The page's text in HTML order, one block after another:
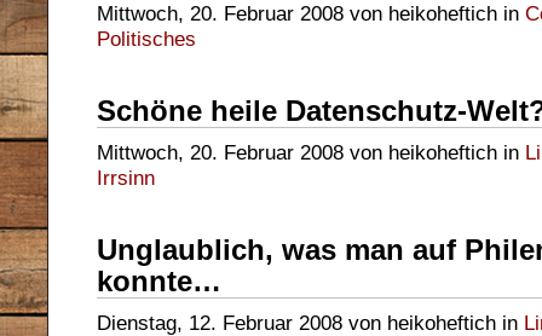
Mittwoch, 20. Februar 2008 von heikoheftich in
Politisches
Schöne heile Datenschutz-
Mittwoch, 20. Februar 2008 von heikoheftich in
Irrsinn
Unglaublich, was man auf
konnte…
Dienstag, 12. Februar 2008 von heikoheftich in